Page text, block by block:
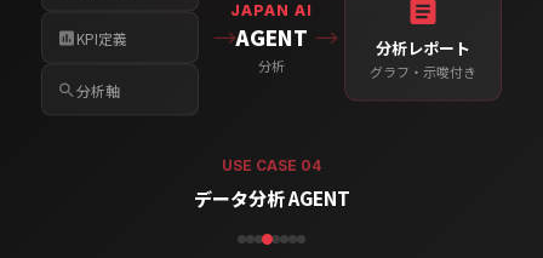
→
JAPAN AI
AGENT
チャットBot
→
USE CASE 05
問い合わせ対応 AGENT